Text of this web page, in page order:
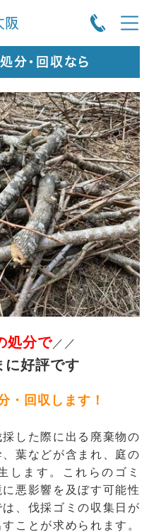
分・回収なら
処分で／／
に好評です
・回収します！
した際に出る廃棄物の
葉などが含まれ、庭の
します。これらのゴミ
悪影響を及ぼす可能性
、伐採ゴミの収集日が
ことが求められます。